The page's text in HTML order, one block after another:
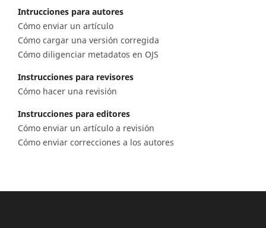
Intrucciones para autores
Cómo enviar un artículo
Cómo cargar una versión corregida
Cómo diligenciar metadatos en OJS
Instrucciones para revisores
Cómo hacer una revisión
Instrucciones para editores
Cómo enviar un artículo a revisión
Cómo enviar correcciones a los autores